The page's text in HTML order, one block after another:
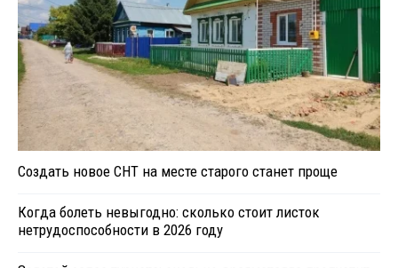
Создать новое СНТ на месте старого станет проще
Когда болеть невыгодно: сколько стоит листок
нетрудоспособности в 2026 году